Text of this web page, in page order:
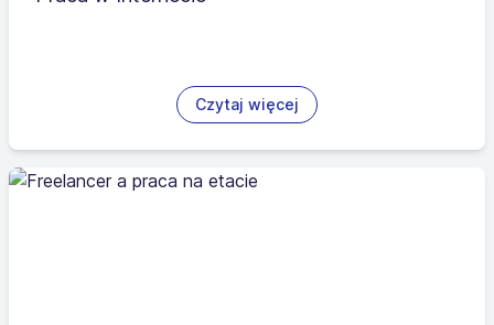
Czytaj więcej